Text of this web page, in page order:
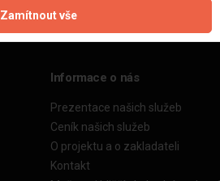
Informace o nás
Prezentace našich služeb
Ceník našich služeb
O projektu a o zakladateli
Kontakt
Zamítnout vše